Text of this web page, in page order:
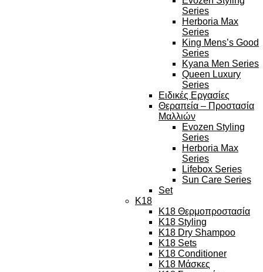
Series
Herboria Max
Series
King Mens’s Good
Series
Kyana Men Series
Queen Luxury
Series
Ειδικές Εργασίες
Θεραπεία – Προστασία
Μαλλιών
Evozen Styling
Series
Herboria Max
Series
Lifebox Series
Sun Care Series
Set
K18
K18 Θερμοπροστασία
K18 Styling
K18 Dry Shampoo
K18 Sets
K18 Conditioner
K18 Μάσκες